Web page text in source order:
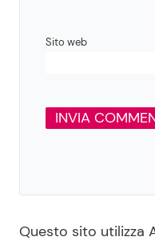
Sito web
Questo sito utilizza